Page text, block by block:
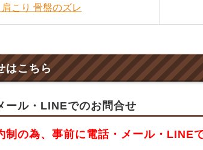
こり 骨盤のズレ
はこちら
ール・LINEでのお問合せ
制の為、事前に電話・メール・LINE